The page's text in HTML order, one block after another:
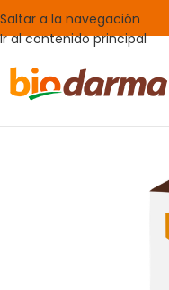
Saltar a la navegación
Ir al contenido principal